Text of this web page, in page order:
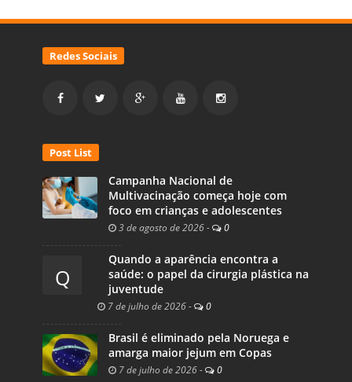
Redes Sociais
Post List
Campanha Nacional de
Multivacinação começa hoje com
foco em crianças e adolescentes
3 de agosto de 2026 - 0
Q
Quando a aparência encontra a
saúde: o papel da cirurgia plástica na
juventude
7 de julho de 2026 - 0
Brasil é eliminado pela Noruega e
amarga maior jejum em Copas
7 de julho de 2026 - 0